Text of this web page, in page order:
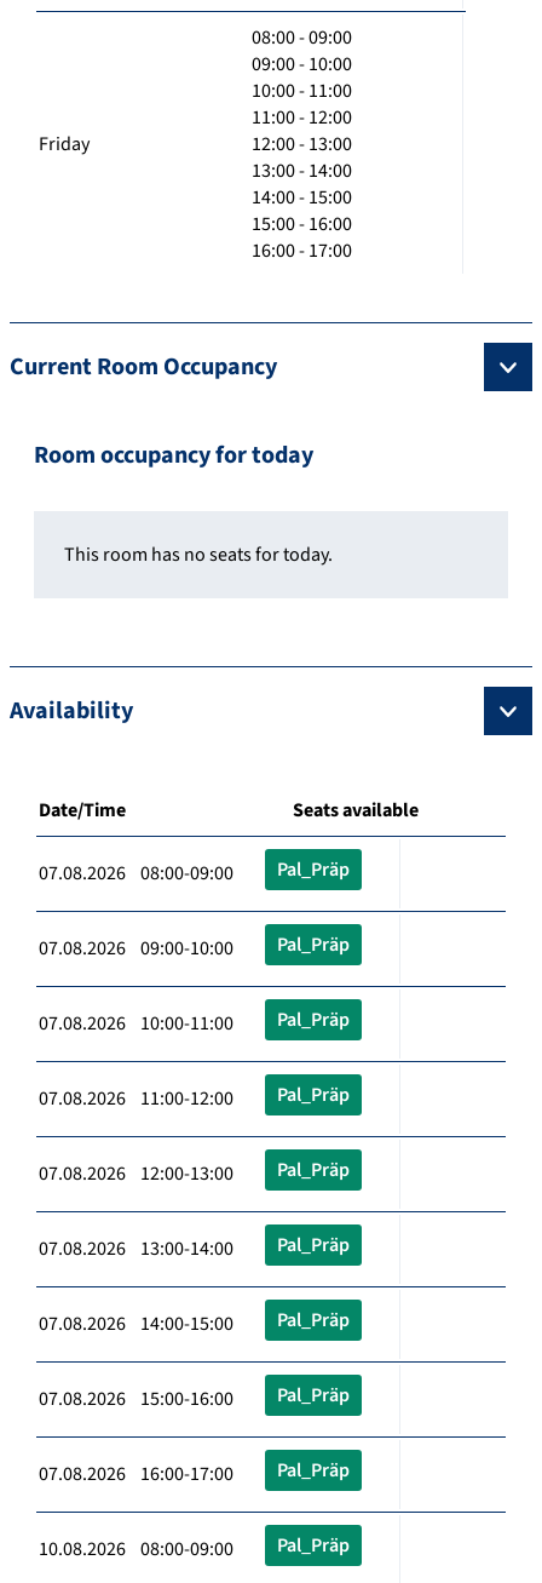
Friday
08:00 - 09:00
09:00 - 10:00
10:00 - 11:00
11:00 - 12:00
12:00 - 13:00
13:00 - 14:00
14:00 - 15:00
15:00 - 16:00
16:00 - 17:00
Current Room Occupancy
Room occupancy for today
This room has no seats for today.
Availability
Date/Time Seats available
07.08.2026 08:00-09:00 Pal_Präp
07.08.2026 09:00-10:00 Pal_Präp
07.08.2026 10:00-11:00 Pal_Präp
07.08.2026 11:00-12:00 Pal_Präp
07.08.2026 12:00-13:00 Pal_Präp
07.08.2026 13:00-14:00 Pal_Präp
07.08.2026 14:00-15:00 Pal_Präp
07.08.2026 15:00-16:00 Pal_Präp
07.08.2026 16:00-17:00 Pal_Präp
10.08.2026 08:00-09:00 Pal_Präp